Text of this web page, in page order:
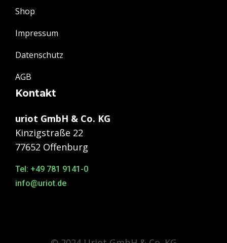
Shop
Impressum
Datenschutz
AGB
Kontakt
uriot GmbH & Co. KG
Kinzigstraße 22
77652 Offenburg
Tel: +49 781 9141-0
info@uriot.de